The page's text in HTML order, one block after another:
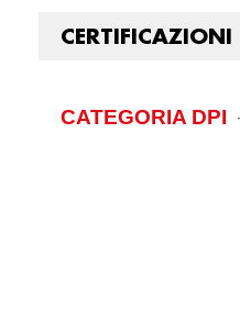
CERTIFICAZIONI
CATEGORIA DPI